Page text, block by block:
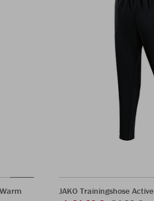
JAKO Trainingshose Active